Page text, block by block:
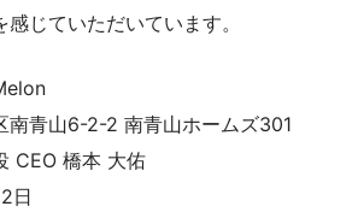
じていただいています。
南青山6-2-2 南青山ホームズ301
CEO 橋本 大佑
日